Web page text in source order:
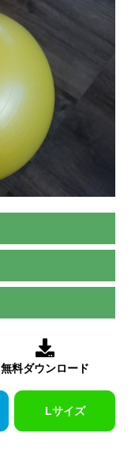

無料ダウンロード
Lサイズ